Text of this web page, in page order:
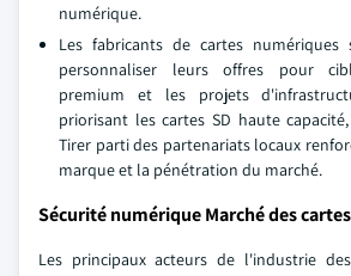
numérique.
Les fabricants de cartes numériques
personnaliser leurs offres pour
premium et les projets
priorisant les cartes SD haute
Tirer parti des partenariats locaux
marque et la pénétration du marché.
Sécurité numérique Marché des
Les principaux acteurs de l'industrie